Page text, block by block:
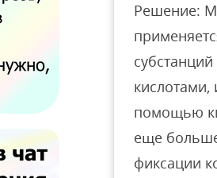
Решение:
помощью
еще
фиксации